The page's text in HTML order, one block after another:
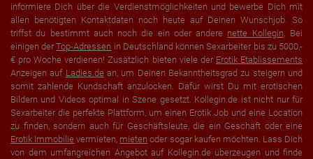
informiere Dich über die Verdienstmöglichkeiten und bewerbe Dich mit
allen benötigten Kontaktdaten noch heute auf Deinen Wunschjob. So
triffst du bestimmt auch noch die ein oder andere nette Kollegin . Bei
einigen derTop-Adressen in Deutschland können Sexarbeiter bis zu 5000,-
€ pro Woche verdienen! Zusätzlich bieten viele der Erotik Etablissements
Anzeigen auf Ladies.dean, um Deinen Bekanntheitsgrad zu steigern und
somit zahlende Kundschaft anzulocken. Dafür wirst Du mit erotischen
Bildern und Videos optimal in Szene gesetzt. Kollegin.de ist nicht nur für
Sexarbeiter die perfekte Plattform, um einen Erotik Job und eine Location
zu finden, sondern auch für Geschäftsleute, die ein Geschäft oder eine
Erotik Immobilie vermieten, mieten oder sogar kaufen möchten. Lass Dich
von dem umfangreichen Angebot auf Kollegin.de überzeugen und finde